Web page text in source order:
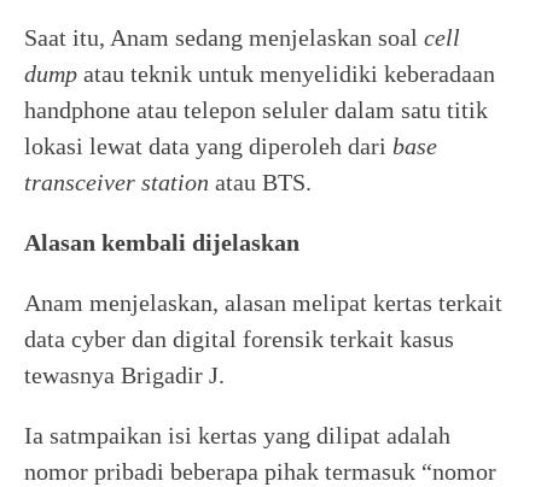
Saat itu, Anam sedang menjelaskan soal cell
dump atau teknik untuk menyelidiki keberadaan
handphone atau telepon seluler dalam satu titik
lokasi lewat data yang diperoleh dari base
transceiver station atau BTS.
Alasan kembali dijelaskan
Anam menjelaskan, alasan melipat kertas terkait
data cyber dan digital forensik terkait kasus
tewasnya Brigadir J.
Ia satmpaikan isi kertas yang dilipat adalah
nomor pribadi beberapa pihak termasuk “nomor